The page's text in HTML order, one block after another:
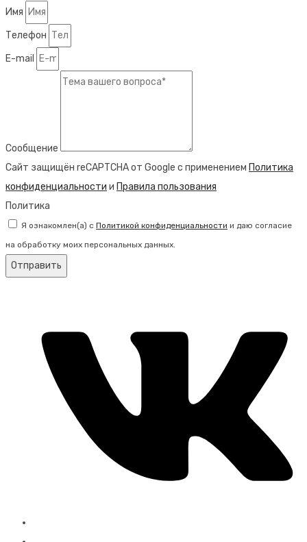
Имя
Телефон
E-mail
Сообщение
Сайт защищён reCAPTCHA от Google с применением Политика
конфиденциальности и Правила пользования
Политика
Я ознакомлен(а) с Политикой конфиденциальности и даю согласие
на обработку моих персональных данных.
Отправить